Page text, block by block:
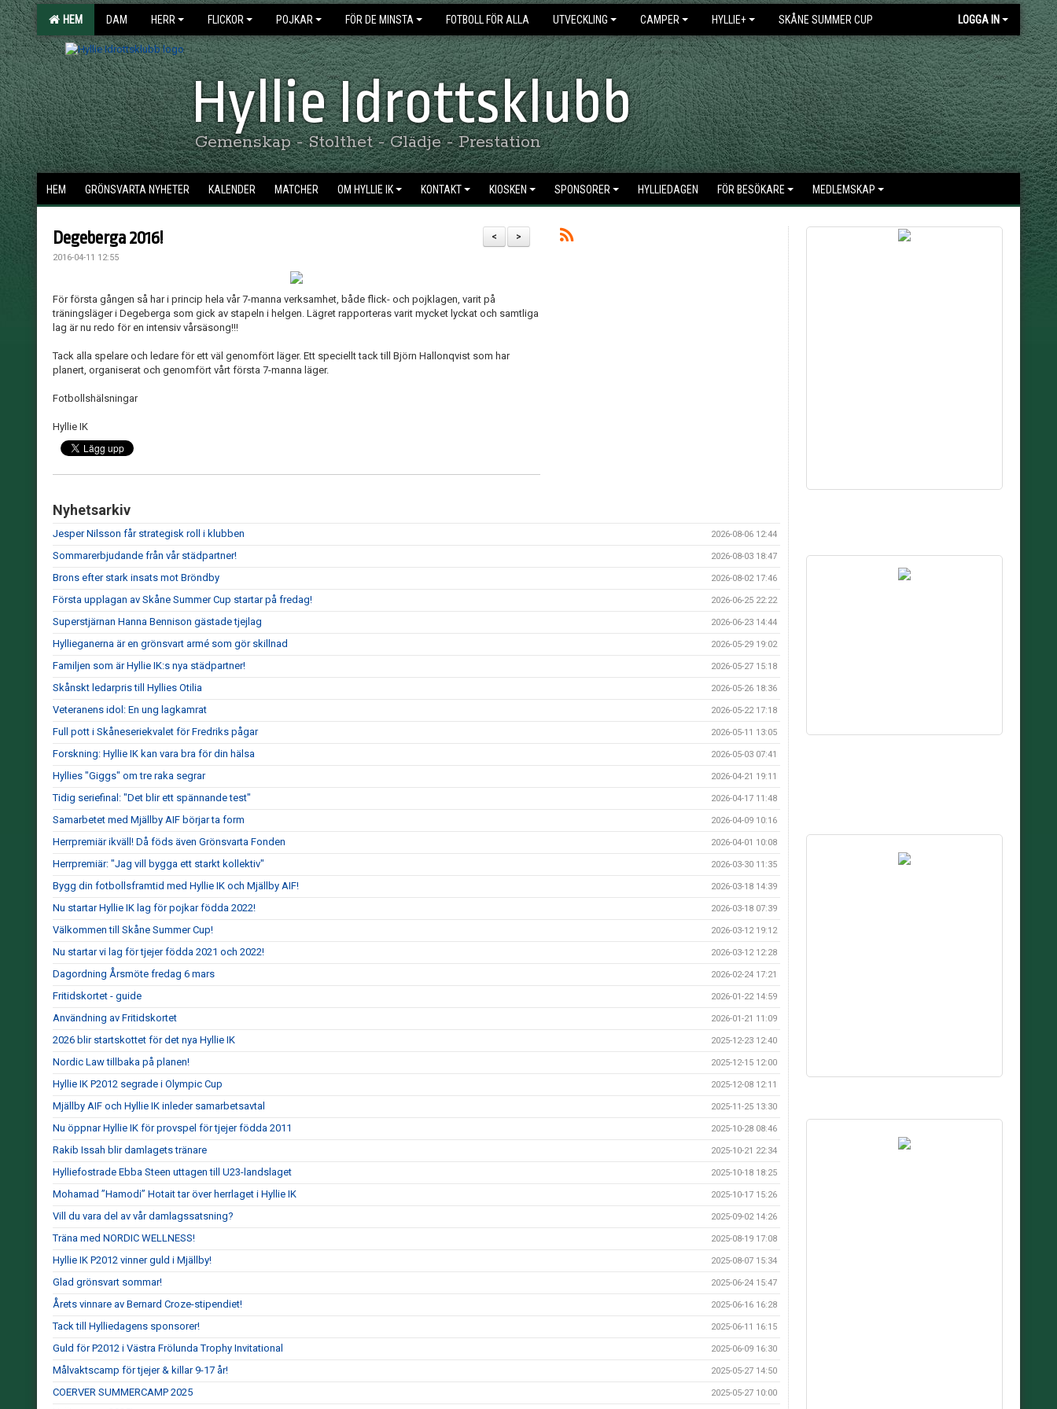
HEM DAM HERR FLICKOR POJKAR FÖR DE MINSTA FOTBOLL FÖR ALLA UTVECKLING CAMPER HYLLIE+ SKÅNE SUMMER CUP LOGGA IN
Hyllie Idrottsklubb
Gemenskap - Stolthet - Glädje - Prestation
HEM GRÖNSVARTA NYHETER KALENDER MATCHER OM HYLLIE IK KONTAKT KIOSKEN SPONSORER HYLLIEDAGEN FÖR BESÖKARE MEDLEMSKAP
>
<
Degeberga 2016!
2016-04-11 12:55
För första gången så har i princip hela vår 7-manna verksamhet, både flick- och pojklagen, varit på
träningsläger i Degeberga som gick av stapeln i helgen. Lägret rapporteras varit mycket lyckat och samtliga
lag är nu redo för en intensiv vårsäsong!!!
Tack alla spelare och ledare för ett väl genomfört läger. Ett speciellt tack till Björn Hallonqvist som har
planert, organiserat och genomfört vårt första 7-manna läger.
Fotbollshälsningar
Hyllie IK
Nyhetsarkiv
Jesper Nilsson får strategisk roll i klubben 2026-08-06 12:44
Sommarerbjudande från vår städpartner! 2026-08-03 18:47
Brons efter stark insats mot Bröndby 2026-08-02 17:46
Första upplagan av Skåne Summer Cup startar på fredag! 2026-06-25 22:22
Superstjärnan Hanna Bennison gästade tjejlag 2026-06-23 14:44
Hyllieganerna är en grönsvart armé som gör skillnad 2026-05-29 19:02
Familjen som är Hyllie IK:s nya städpartner! 2026-05-27 15:18
Skånskt ledarpris till Hyllies Otilia 2026-05-26 18:36
Veteranens idol: En ung lagkamrat 2026-05-22 17:18
Full pott i Skåneseriekvalet för Fredriks pågar 2026-05-11 13:05
Forskning: Hyllie IK kan vara bra för din hälsa 2026-05-03 07:41
Hyllies "Giggs" om tre raka segrar 2026-04-21 19:11
Tidig seriefinal: "Det blir ett spännande test" 2026-04-17 11:48
Samarbetet med Mjällby AIF börjar ta form 2026-04-09 10:16
Herrpremiär ikväll! Då föds även Grönsvarta Fonden 2026-04-01 10:08
Herrpremiär: "Jag vill bygga ett starkt kollektiv" 2026-03-30 11:35
Bygg din fotbollsframtid med Hyllie IK och Mjällby AIF! 2026-03-18 14:39
Nu startar Hyllie IK lag för pojkar födda 2022! 2026-03-18 07:39
Välkommen till Skåne Summer Cup! 2026-03-12 19:12
Nu startar vi lag för tjejer födda 2021 och 2022! 2026-03-12 12:28
Dagordning Årsmöte fredag 6 mars 2026-02-24 17:21
Fritidskortet - guide 2026-01-22 14:59
Användning av Fritidskortet 2026-01-21 11:09
2026 blir startskottet för det nya Hyllie IK 2025-12-23 12:40
Nordic Law tillbaka på planen! 2025-12-15 12:00
Hyllie IK P2012 segrade i Olympic Cup 2025-12-08 12:11
Mjällby AIF och Hyllie IK inleder samarbetsavtal 2025-11-25 13:30
Nu öppnar Hyllie IK för provspel för tjejer födda 2011 2025-10-28 08:46
Rakib Issah blir damlagets tränare 2025-10-21 22:34
Hylliefostrade Ebba Steen uttagen till U23-landslaget 2025-10-18 18:25
Mohamad ”Hamodi” Hotait tar över herrlaget i Hyllie IK 2025-10-17 15:26
Vill du vara del av vår damlagssatsning? 2025-09-02 14:26
Träna med NORDIC WELLNESS! 2025-08-19 17:08
Hyllie IK P2012 vinner guld i Mjällby! 2025-08-07 15:34
Glad grönsvart sommar! 2025-06-24 15:47
Årets vinnare av Bernard Croze-stipendiet! 2025-06-16 16:28
Tack till Hylliedagens sponsorer! 2025-06-11 16:15
Guld för P2012 i Västra Frölunda Trophy Invitational 2025-06-09 16:30
Målvaktscamp för tjejer & killar 9-17 år! 2025-05-27 14:50
COERVER SUMMERCAMP 2025 2025-05-27 10:00